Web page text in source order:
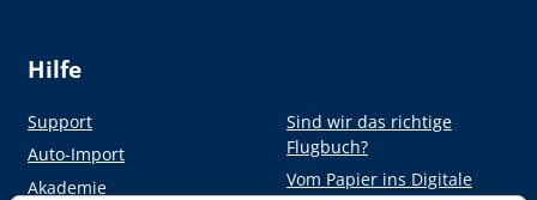
Hilfe
Support
Auto-Import
Akademie
Sind wir das richtige
Flugbuch?
Vom Papier ins Digitale